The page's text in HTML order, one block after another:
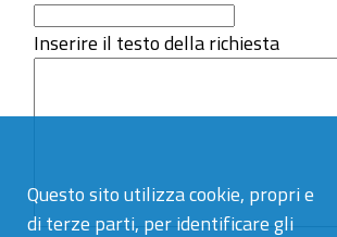
Questo sito utilizza cookie, propri e
di terze parti, per identificare gli
Inserire il testo della richiesta